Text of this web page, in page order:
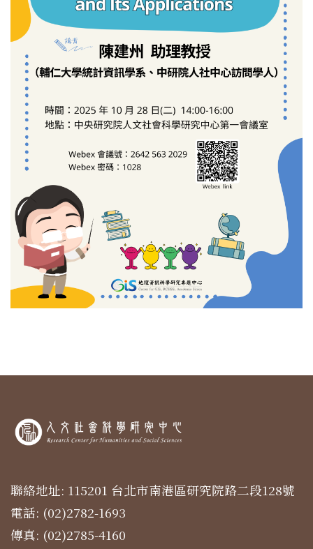
聯絡地址: 115201 台北市南港區研究院路二段128號
電話: (02)2782-1693
傳真: (02)2785-4160